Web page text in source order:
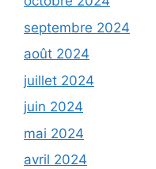
septembre 2024
août 2024
juillet 2024
juin 2024
mai 2024
avril 2024